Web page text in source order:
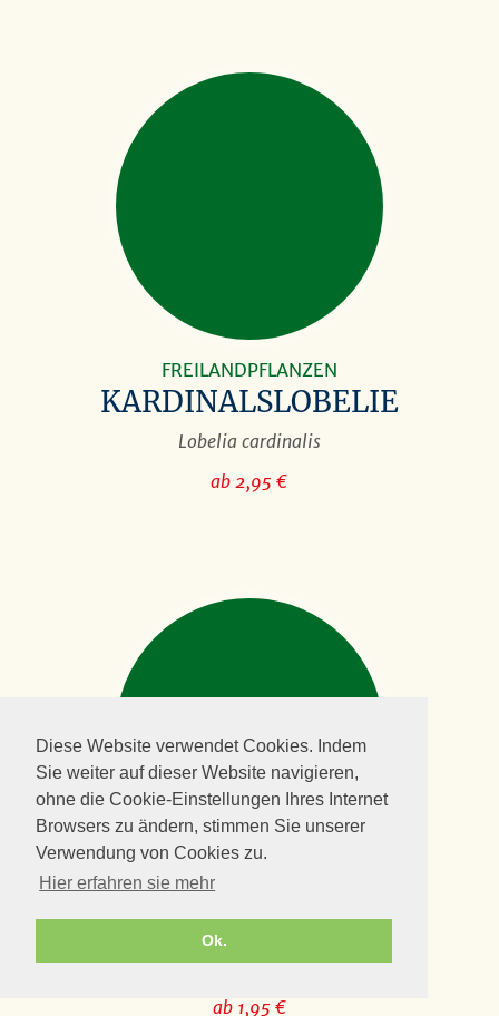
Diese Website verwendet Cookies. Indem
Sie weiter auf dieser Website navigieren,
ohne die Cookie-Einstellungen Ihres Internet
Browsers zu ändern, stimmen Sie unserer
Verwendung von Cookies zu.
Hier erfahren sie mehr
Ok.
KARDINALSLOBELIE
FREILANDPFLANZEN
Lobelia cardinalis
ab 2,95 €
KRÄUTER
FREILANDPFLANZEN
Verschiedene Kräutersorten
ab 1,95 €